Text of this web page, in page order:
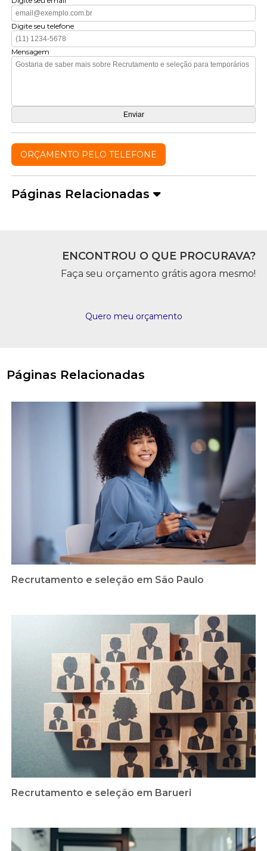
Digite seu telefone
Mensagem
ORÇAMENTO PELO TELEFONE
Páginas Relacionadas
ENCONTROU O QUE PROCURAVA?
Faça seu orçamento grátis agora mesmo!
Quero meu orçamento
Páginas Relacionadas
Recrutamento e seleção em São Paulo
Recrutamento e seleção em Barueri